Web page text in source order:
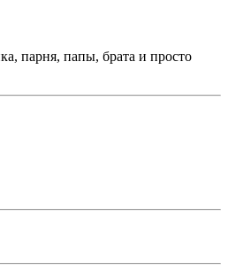
парня, папы, брата и просто